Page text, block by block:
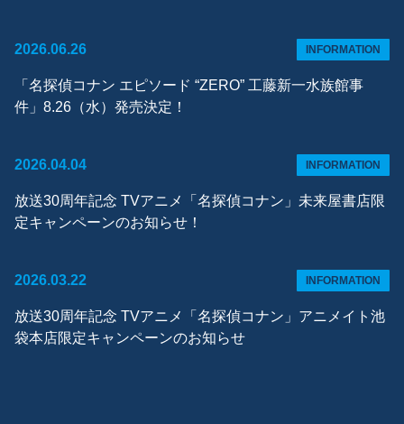
2026.06.26 INFORMATION
「名探偵コナン エピソード “ZERO” ⼯藤新⼀⽔族館事
件」8.26（水）発売決定！
2026.04.04 INFORMATION
放送30周年記念 TVアニメ「名探偵コナン」未来屋書店限
定キャンペーンのお知らせ！
2026.03.22 INFORMATION
放送30周年記念 TVアニメ「名探偵コナン」アニメイト池
袋本店限定キャンペーンのお知らせ